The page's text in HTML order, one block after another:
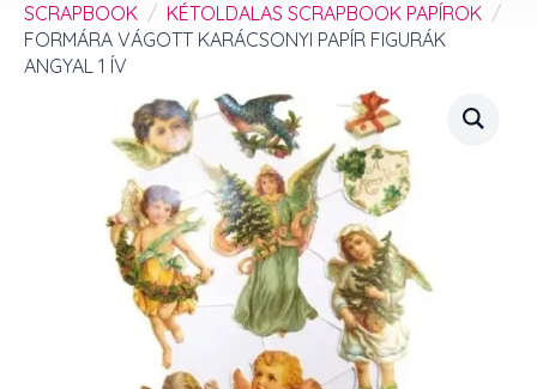
SCRAPBOOK
KÉTOLDALAS SCRAPBOOK PAPÍROK
FORMÁRA VÁGOTT KARÁCSONYI PAPÍR FIGURÁK
ANGYAL 1 ÍV